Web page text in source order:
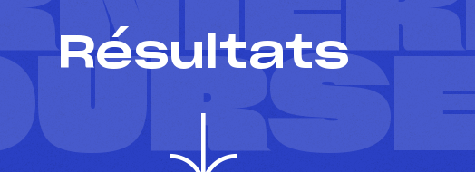
Résultats